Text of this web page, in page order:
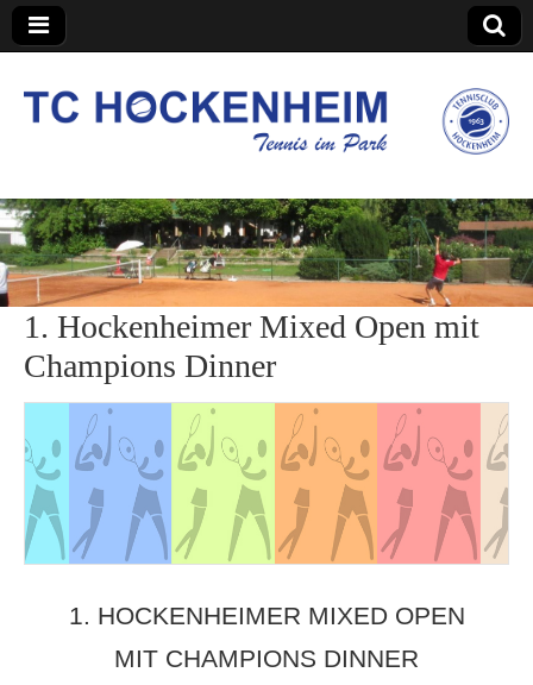
TC Hockenheim
1. Hockenheimer Mixed Open mit
Champions Dinner
1. HOCKENHEIMER MIXED OPEN
MIT CHAMPIONS DINNER